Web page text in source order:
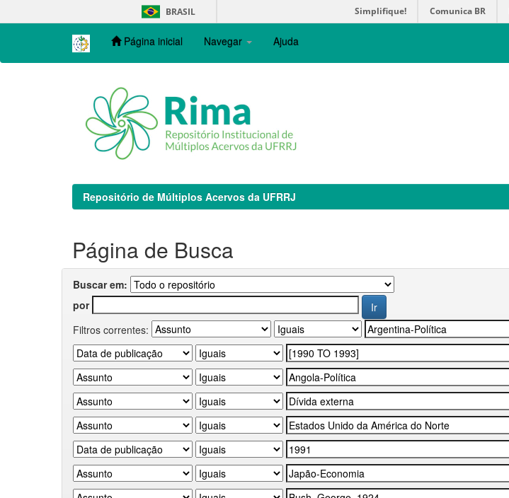
navigation
BRASIL Simplifique! Comunica BR
Página inicial Navegar Ajuda
Repositório de Múltiplos Acervos da UFRRJ
Página de Busca
Buscar em:
por
Filtros correntes: